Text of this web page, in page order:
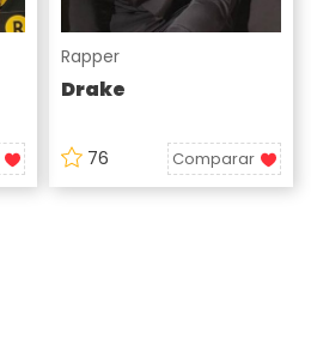
Rapper
Drake
76 Comparar